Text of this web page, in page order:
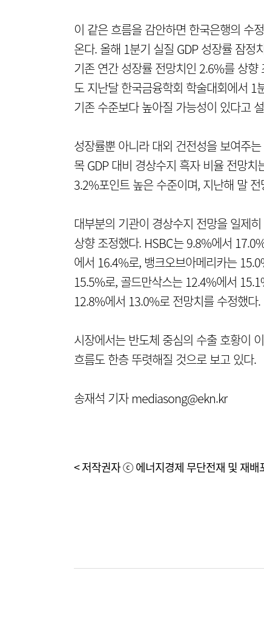
이 같은 흐름을 감안하면 한국은행의 수
온다. 올해 1분기 실질 GDP 성장률 잠
기존 연간 성장률 전망치인 2.6%를 상
도 지난달 한국금융학회 학술대회에서
기존 수준보다 높아질 가능성이 있다고
성장률뿐 아니라 대외 건전성을 보여주
목 GDP 대비 경상수지 흑자 비율 전망
3.2%포인트 높은 수준이며, 지난해 말
대부분의 기관이 경상수지 전망을 일제
상향 조정했다. HSBC는 9.8%에서
에서 16.4%로, 뱅크오브아메리카는
15.5%로, 골드만삭스는 12.4%에서
12.8%에서 13.0%로 전망치를 수정했다.
시장에서는 반도체 중심의 수출 호황이
흐름도 한층 뚜렷해질 것으로 보고 있다.
송재석 기자 mediasong@ekn.kr
< 저작권자 ⓒ 에너지경제 무단전재 및 재